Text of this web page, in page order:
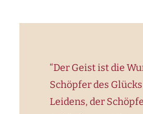
“Der Geist ist die
Schöpfer des
Leidens, der